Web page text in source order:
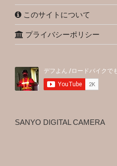
このサイトについて
プライバシーポリシー
SANYO DIGITAL CAMERA